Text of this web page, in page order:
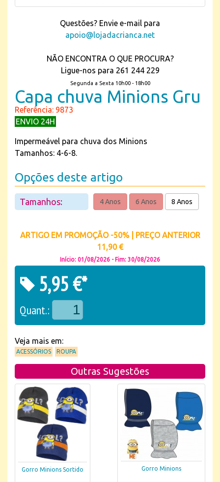
Questões? Envie e-mail para
apoio@lojadacrianca.net
NÃO ENCONTRA O QUE PROCURA?
Ligue-nos para 261 244 229
Segunda a Sexta 10h00 - 18h00
Capa chuva Minions Gru
Referência: 9873
ENVIO 24H
Impermeável para chuva dos Minions
Tamanhos: 4-6-8.
Opções deste artigo
Tamanhos: 4 Anos 6 Anos 8 Anos
ARTIGO EM PROMOÇÃO -50% | PREÇO ANTERIOR
11,90 €
Início: 01/08/2026 - Fim: 30/08/2026
5,95 €*
Quant.:
Veja mais em:
ACESSÓRIOS ROUPA
Outras Sugestões
Gorro Minions Sortido Gorro Minions